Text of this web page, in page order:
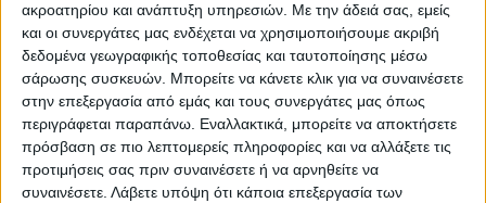
ακροατηρίου και ανάπτυξη υπηρεσιών. Με την άδειά σας, εμείς
και οι συνεργάτες μας ενδέχεται να χρησιμοποιήσουμε ακριβή
δεδομένα γεωγραφικής τοποθεσίας και ταυτοποίησης μέσω
σάρωσης συσκευών. Μπορείτε να κάνετε κλικ για να συναινέσετε
στην επεξεργασία από εμάς και τους συνεργάτες μας όπως
περιγράφεται παραπάνω. Εναλλακτικά, μπορείτε να αποκτήσετε
πρόσβαση σε πιο λεπτομερείς πληροφορίες και να αλλάξετε τις
προτιμήσεις σας πριν συναινέσετε ή να αρνηθείτε να
συναινέσετε. Λάβετε υπόψη ότι κάποια επεξεργασία των
VIDEO ΤΗΣ ΘΕΣΣΑΛΙΑΣ